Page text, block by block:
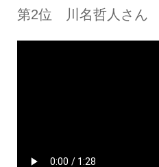
第2位 川名哲人さん